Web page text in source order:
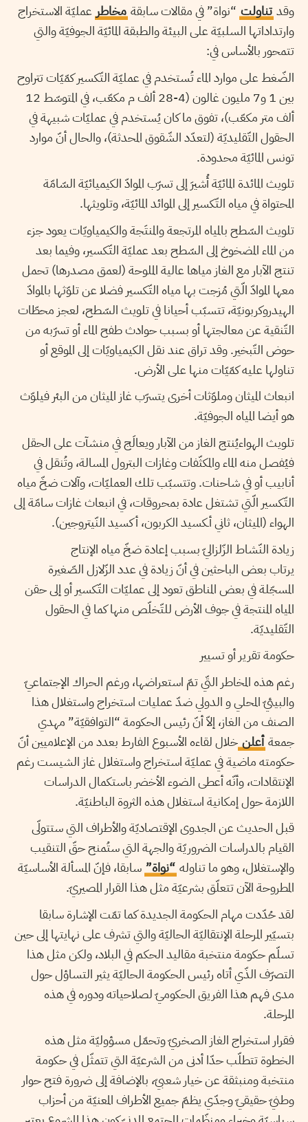
وقد تناولت “نواة” في مقالات سابقة مخاطر عمليّة الاستخراج
وارتداداتها السلبيّة على البيئة والطبقة المائيّة الجوفيّة والتي
تتمحور بالأساس في:
الضّغط على موارد الماءتُستخدم في عمليّة التّكسير كمّيّات تتراوح
بين 1 و7 مليون غالون (4-28 ألف م مكعّب، في المتوسّط 12
ألف متر مكعّب)، تفوق ما كان يُستخدم في عمليّات شبيهة في
الحقول التّقليديّة (لتعدّد الشّقوق المحدثة)، والحال أنّ موارد
تونس المائيّة محدودة.
تلويث المائدة المائيّةأُشيرَ إلى تسرّب الموادّ الكيميائيّة السّامّة
المحتواة في مياه التّكسير إلى الموائد المائيّة، وتلويثها.
تلويث السّطح بالمياه المرتجعة والمنتَجة والكيمياويّاتيعود جزء
من الماء المضخوخ إلى السّطح بعد عمليّة التّكسير، وفيما بعد
تنتج الآبار مع الغاز مياها عالية الملوحة (لعمق مصدرها) تحمل
معها الموادّ الّتي مُزجت بها مياه التّكسير فضلا عن تلوّثها بالموادّ
الهيدروكربونيّة، تتسبّب أحيانا في تلويث السّطح، لعجز محطّات
التّنقية عن معالجتها أو بسبب حوادث طفح الماء أو تسرّبه من
حوض التّبخير. وقد تراق عند نقل الكيمياويّات إلى الموقع أو
تناولها عليه كمّيّات منها على الأرض.
انبعاث الميثان وملوّثات أخرىيتسرّب غاز الميثان من البئر فيلوّث
هو أيضا المياه الجوفيّة.
تلويث الهواءيُنتج الغاز من الآبار ويعالَج في منشآت على الحقل
فيُفصل منه الماء والمكثّفات وغازات البترول المسالة، وتُنقل في
أنابيب أو في شاحنات. وتتسبّب تلك العمليّات، وآلات ضخّ مياه
التّكسير الّتي تشتغل عادة بمحروقات، في انبعاث غازات سامّة إلى
الهواء (الميثان، ثاني أـكسيد الكربون، أكسيد النّيتروجين).
زيادة النّشاط الزّلزاليّ بسبب إعادة ضخّ مياه الإنتاج
يرتاب بعض الباحثين في أنّ زيادة في عدد الزّلازل الصّغيرة
المسجّلة في بعض المناطق تعود إلى عمليّات التّكسير أو إلى حقن
المياه المنتجة في جوف الأرض للتّخلّص منها كما في الحقول
التّقليديّة.
حكومة تقرير أو تسيير
رغم هذه المخاطر التّي تمّ استعراضها، ورغم الحراك الإجتماعيّ
والبيئيّ المحلي و الدولي ضدّ عمليات استخراج واستغلال هذا
الصنف من الغاز، إلاّ أنّ رئيس الحكومة “التوافقيّة” مهدي
جمعة أعلن خلال لقاءه الأسبوع الفارط بعدد من الإعلاميين أنّ
حكومته ماضية في عمليّة استخراج واستغلال غاز الشيست رغم
الإنتقادات، وأنّه أعطى الضوء الأخضر باستكمال الدراسات
اللازمة حول إمكانية استغلال هذه الثروة الباطنيّة.
قبل الحديث عن الجدوى الإقتصاديّة والأطراف التي ستتولّى
القيام بالدراسات الضروريّة والجهة التي ستُمنح حقّ التنقيب
والإستغلال، وهو ما تناوله “نواة” سابقا، فإنّ المسألة الأساسيّة
المطروحة الآن تتعلّق بشرعيّة مثل هذا القرار المصيريّ.
لقد حُدّدت مهام الحكومة الجديدة كما تمّت الإشارة سابقا
بتسيّير المرحلة الإنتقاليّة الحاليّة والتي تشرف على نهايتها إلى حين
تسلّم حكومة منتخبة مقاليد الحكم في البلاد، ولكن مثل هذا
التصرّف الذّي أتاه رئيس الحكومة الحاليّة يثير التساؤل حول
مدى فهم هذا الفريق الحكوميّ لصلاحياته ودوره في هذه
المرحلة.
فقرار استخراج الغاز الصخريّ وتحمّل مسؤوليّة مثل هذه
الخطوة تتطلّب حدّا أدنى من الشرعيّة التي تتمثّل في حكومة
منتخبة ومنبثقة عن خيار شعبيّ، بالإضافة إلى ضرورة فتح حوار
وطنيّ حقيقيّ وجدّي يظمّ جميع الأطراف المعنيّة من أحزاب